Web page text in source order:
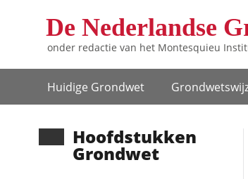
De Nederlandse
onder redactie van het Montesquieu
Hoofdnavigatie
Huidige Grondwet
Hoofd­stukken
Grondwet